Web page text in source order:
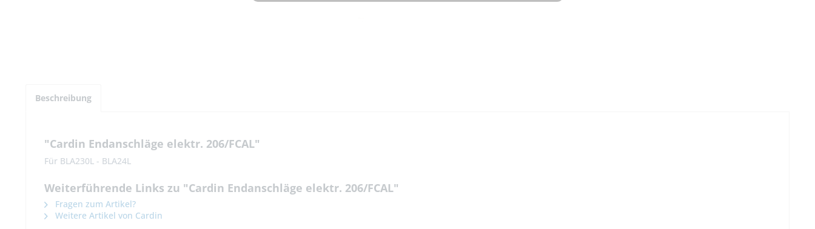
Beschreibung
"Cardin Endanschläge elektr. 206/FCAL"
Für BLA230L - BLA24L
Weiterführende Links zu "Cardin Endanschläge elektr. 206/FCAL"
Fragen zum Artikel?
Weitere Artikel von Cardin